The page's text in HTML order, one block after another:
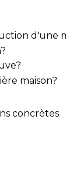
d'une
maison?
concrètes